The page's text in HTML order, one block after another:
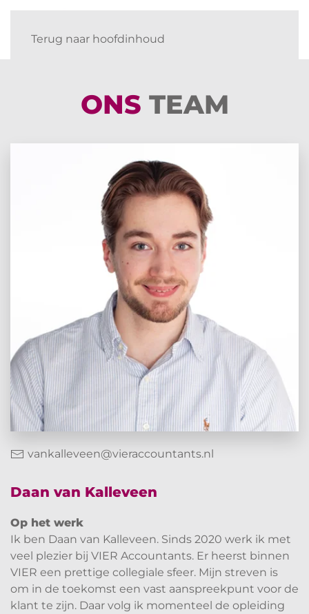
Terug naar hoofdinhoud
ONS TEAM
vankalleveen@vieraccountants.nl
Daan van Kalleveen
Op het werk
Ik ben Daan van Kalleveen. Sinds 2020 werk ik met
veel plezier bij VIER Accountants. Er heerst binnen
VIER een prettige collegiale sfeer. Mijn streven is
om in de toekomst een vast aanspreekpunt voor de
klant te zijn. Daar volg ik momenteel de opleiding